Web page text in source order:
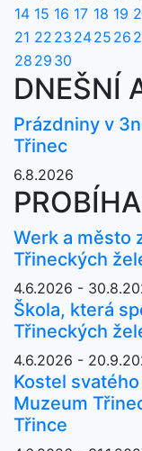
14 15 16 17 18 19
21 22 23 2425 26
28 29 30
DNEŠNÍ
Prázdniny v
Třinec
6.8.2026
Werk a město
Třineckých
4.6.2026 -
Škola, která
Třineckých
4.6.2026 -
Kostel
Muzeum
Třince